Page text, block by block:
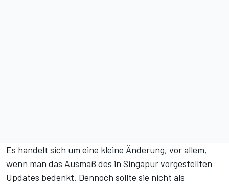
Es handelt sich um eine kleine Änderung, vor allem,
wenn man das Ausmaß des in Singapur vorgestellten
Updates bedenkt. Dennoch sollte sie nicht als